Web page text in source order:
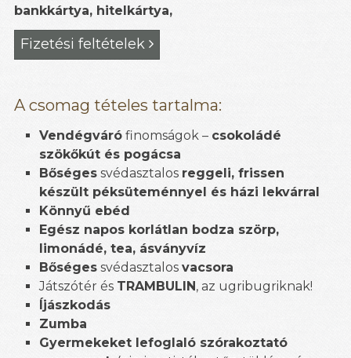
bankkártya, hitelkártya,
Fizetési feltételek
A csomag tételes tartalma:
Vendégváró finomságok – csokoládé
szökőkút és pogácsa
Bőséges svédasztalos reggeli, frissen
készült péksüteménnyel és házi lekvárral
Könnyű ebéd
Egész napos korlátlan bodza szörp,
limonádé, tea, ásványvíz
Bőséges svédasztalos vacsora
Játszótér és TRAMBULIN, az ugribugriknak!
Íjászkodás
Zumba
Gyermekeket lefoglaló szórakoztató